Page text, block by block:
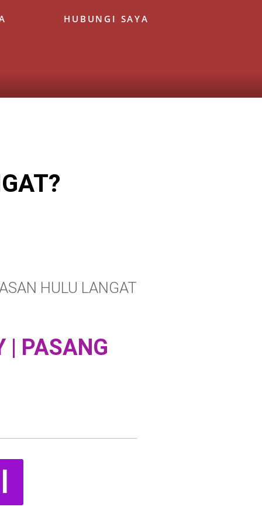
HUBUNGI SAYA
HULU LANGAT
| PASANG